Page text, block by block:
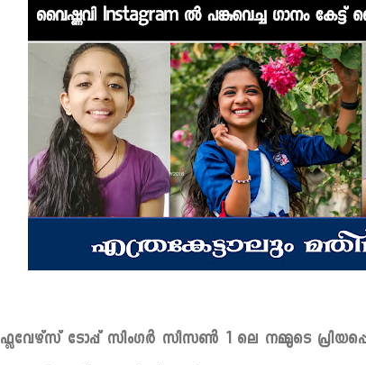
ഫ്ലവേഴ്സ് ടോപ്പ് സിംഗർ സീസൺ 1 ലെ നമ്മുടെ